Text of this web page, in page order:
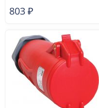
803₽